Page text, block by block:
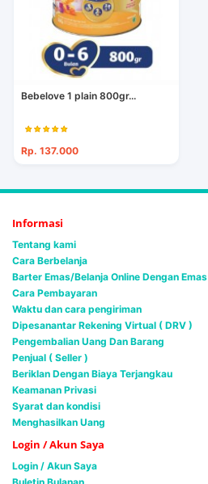
Bebelove 1 plain 800gr...
Rp. 137.000
Informasi
Tentang kami
Cara Berbelanja
Barter Emas/Belanja Online Dengan Emas
Cara Pembayaran
Waktu dan cara pengiriman
Dipesanantar Rekening Virtual ( DRV )
Pengembalian Uang Dan Barang
Penjual ( Seller )
Beriklan Dengan Biaya Terjangkau
Keamanan Privasi
Syarat dan kondisi
Menghasilkan Uang
Login / Akun Saya
Login / Akun Saya
Buletin Bulanan